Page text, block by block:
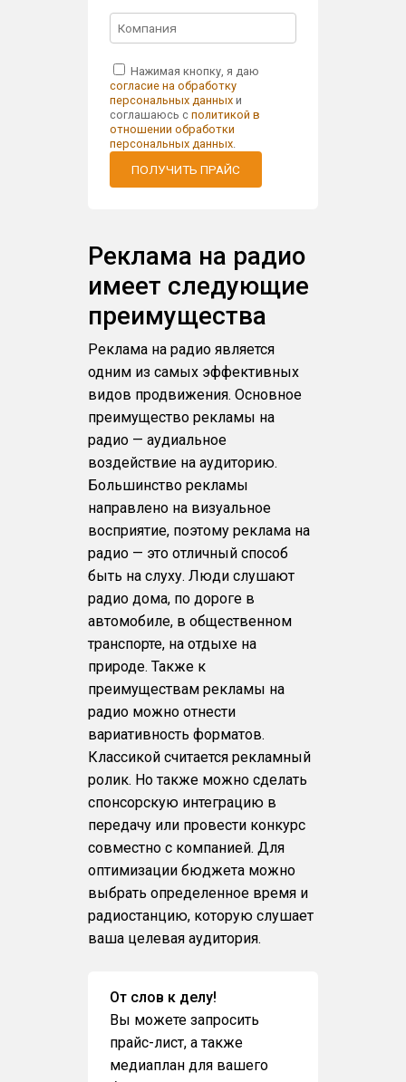
Нажимая кнопку, я даю
согласие на обработку
персональных данных и
соглашаюсь сполитикой в
отношении обработки
персональных данных.
ПОЛУЧИТЬ ПРАЙС
Реклама на радио
имеет следующие
преимущества
Реклама на радио является
одним из самых эффективных
видов продвижения. Основное
преимущество рекламы на
радио — аудиальное
воздействие на аудиторию.
Большинство рекламы
направлено на визуальное
восприятие, поэтому реклама на
радио — это отличный способ
быть на слуху. Люди слушают
радио дома, по дороге в
автомобиле, в общественном
транспорте, на отдыхе на
природе. Также к
преимуществам рекламы на
радио можно отнести
вариативность форматов.
Классикой считается рекламный
ролик. Но также можно сделать
спонсорскую интеграцию в
передачу или провести конкурс
совместно с компанией. Для
оптимизации бюджета можно
выбрать определенное время и
радиостанцию, которую слушает
ваша целевая аудитория.
От слов к делу!
Вы можете запросить
прайс-лист, а также
медиаплан для вашего